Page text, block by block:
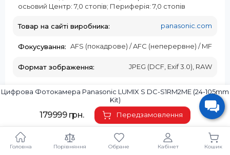
осьовий Центр: 7,0 стопів; Периферія: 7,0 стопів
Товар на сайті виробника: panasonic.com
Фокусування: AFS (покадрове) / AFC (неперервне) / MF
Формат зображення: JPEG (DCF, Exif 3.0), RAW
8525 80 30 00
Страна регистрации бренда: Японія
Цифрова Фотокамера Panasonic LUMIX S DC-S1RM2ME (24-105mm
Kit)
179999 грн. Передзамовлення
Головна Порівняння Обране Кабінет Кошик